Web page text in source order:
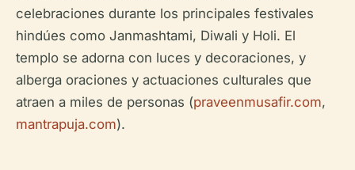
celebraciones durante los principales festivales
hindúes como Janmashtami, Diwali y Holi. El
templo se adorna con luces y decoraciones, y
alberga oraciones y actuaciones culturales que
atraen a miles de personas (praveenmusafir.com,
mantrapuja.com).